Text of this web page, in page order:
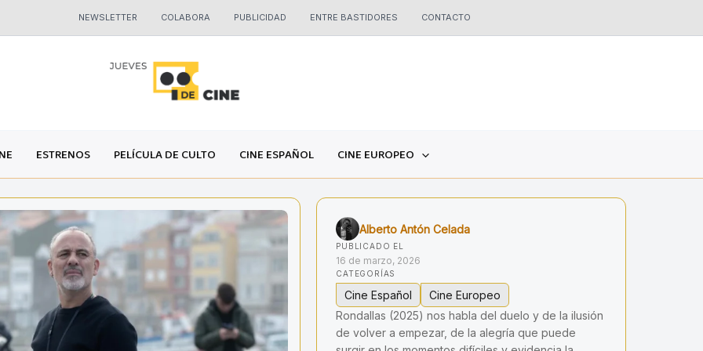
NEWSLETTER COLABORA PUBLICIDAD ENTRE BASTIDORES CONTACTO
ESTRENOS PELÍCULA DE CULTO CINE ESPAÑOL CINE EUROPEO
Alberto Antón Celada
PUBLICADO EL
16 de marzo, 2026
CATEGORÍAS
Cine Español
Cine Europeo
Rondallas (2025) nos habla del duelo y de la ilusión
de volver a empezar, de la alegría que puede